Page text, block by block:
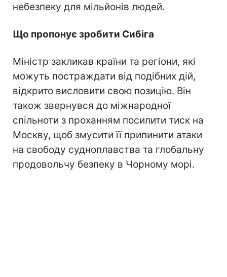
небезпеку для мільйонів людей.
Що пропонує зробити Сибіга
Міністр закликав країни та регіони, які
можуть постраждати від подібних дій,
відкрито висловити свою позицію. Він
також звернувся до міжнародної
спільноти з проханням посилити тиск на
Москву, щоб змусити її припинити атаки
на свободу судноплавства та глобальну
продовольчу безпеку в Чорному морі.